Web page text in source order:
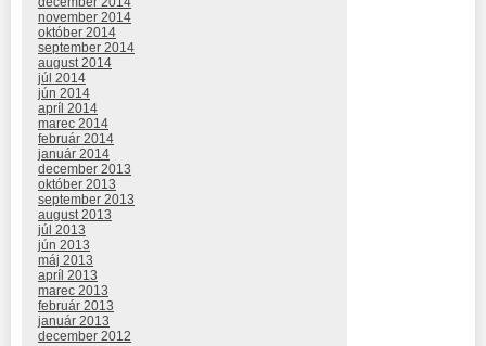
november 2014
október 2014
september 2014
august 2014
júl 2014
jún 2014
apríl 2014
marec 2014
február 2014
január 2014
december 2013
október 2013
september 2013
august 2013
júl 2013
jún 2013
máj 2013
apríl 2013
marec 2013
február 2013
január 2013
december 2012